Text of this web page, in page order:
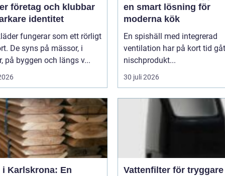
företag och klubbar
identitet
fungerar som ett rörligt
De syns på mässor, i
på byggen och längs v...
en smart lösning för
moderna kök
En spishäll med integrerad
ventilation har på kort tid
nischprodukt...
30 juli 2026
i Karlskrona: En
Vattenfilter för tryggare